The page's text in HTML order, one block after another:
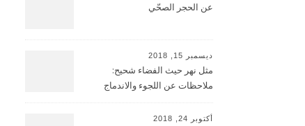
عن الحجر الصحّي
ديسمبر 15, 2018
مثل نهر حيث الفضاء شحيح:
ملاحظات عن اللجوء والاندماج
أكتوبر 24, 2018